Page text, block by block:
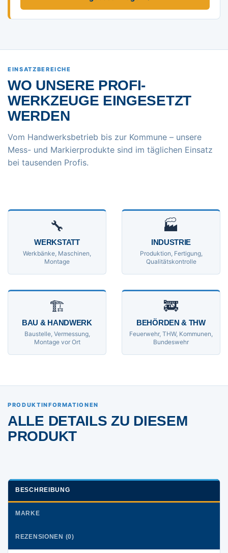
EINSATZBEREICHE
WO UNSERE PROFI-
WERKZEUGE EINGESETZT
WERDEN
Vom Handwerksbetrieb bis zur Kommune – unsere
Mess- und Markierprodukte sind im täglichen Einsatz
bei tausenden Profis.
🔧
WERKSTATT
Werkbänke, Maschinen,
Montage
🏭
INDUSTRIE
Produktion, Fertigung,
Qualitätskontrolle
🏗
BAU & HANDWERK
Baustelle, Vermessung,
Montage vor Ort
🚒
BEHÖRDEN & THW
Feuerwehr, THW, Kommunen,
Bundeswehr
PRODUKTINFORMATIONEN
ALLE DETAILS ZU DIESEM
PRODUKT
BESCHREIBUNG
MARKE
REZENSIONEN (0)